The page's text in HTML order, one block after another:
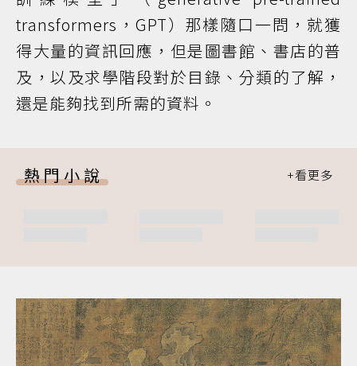
transformers，GPT）那樣隨口一問，就獲
得大量的資訊回應，但是圖書館、書店的普
及，以及求學階段對於目錄、分類的了解，
還是能夠找到所需的資料。
熱門小說